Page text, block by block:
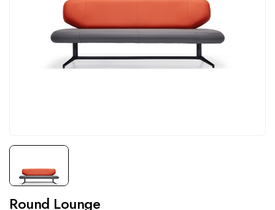
Round Lounge